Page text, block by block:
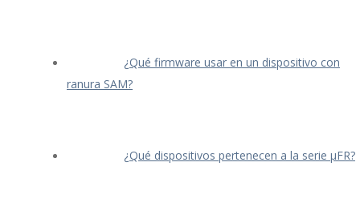
¿Qué firmware usar en un dispositivo con
ranura SAM?
¿Qué dispositivos pertenecen a la serie μFR?